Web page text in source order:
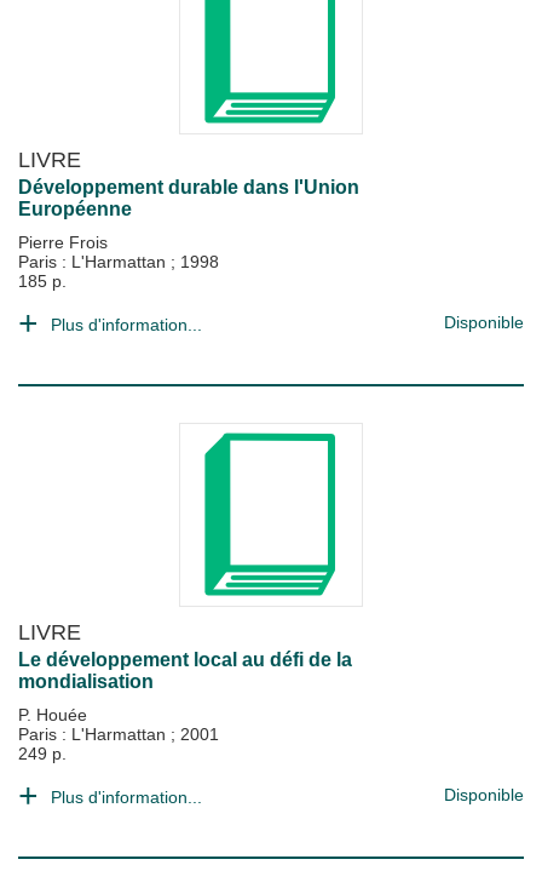
LIVRE
Développement durable dans l'Union
Européenne
Pierre Frois
Paris : L'Harmattan ; 1998
185 p.
Plus d'information... Disponible
LIVRE
Le développement local au défi de la
mondialisation
P. Houée
Paris : L'Harmattan ; 2001
249 p.
Plus d'information... Disponible